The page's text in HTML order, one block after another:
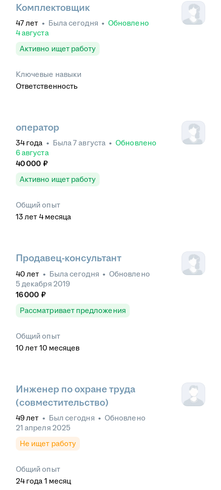
Комплектовщик
47лет • Быласегодня • Обновлено
4 августа
Активно ищет работу
Ключевые навыки
Ответственность
оператор
34 года • Была7 августа • Обновлено
6 августа
40 000 ₽
Активно ищет работу
Общий опыт
13 лет 4 месяца
Продавец-консультант
40 лет • Быласегодня • Обновлено
5 декабря 2019
16 000 ₽
Рассматривает предложения
Общий опыт
10 лет 10 месяцев
Инженер по охране труда
(совместительство)
49лет • Был сегодня • Обновлено
21 апреля 2025
Не ищет работу
Общий опыт
24 года 1 месяц